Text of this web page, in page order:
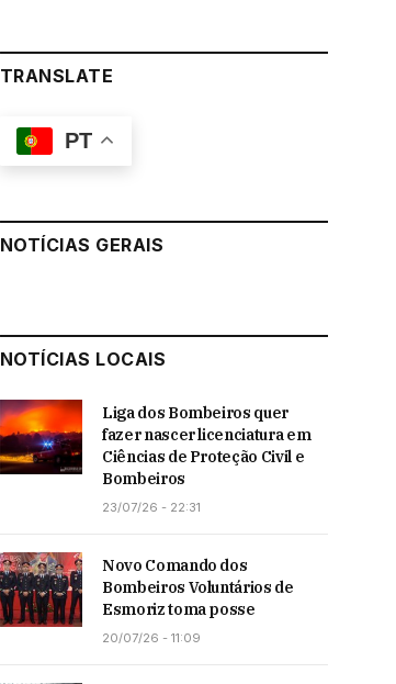
TRANSLATE
PT
NOTÍCIAS GERAIS
NOTÍCIAS LOCAIS
Liga dos Bombeiros quer
fazer nascer licenciatura em
Ciências de Proteção Civil e
Bombeiros
23/07/26 - 22:31
Novo Comando dos
Bombeiros Voluntários de
Esmoriz toma posse
20/07/26 - 11:09